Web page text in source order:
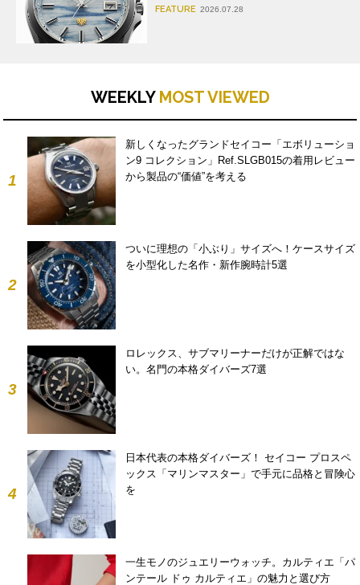
FEATURE 2026.07.28
WEEKLY MOST VIEWED
1
新しくなったグランドセイコー「エボリューショ
ン9 コレクション」Ref.SLGB015の着用レビュー
から製品の“価値”を考える
2
ついに理想の「小ぶり」サイズへ！ケースサイズ
を小型化した名作・新作腕時計5選
3
ロレックス、サブマリーナーだけが正解ではな
い。名門の本格ダイバーズ7選
4
日本代表の本格ダイバーズ！ セイコー プロスペ
ックス「マリンマスター」で手元に品格と冒険心
を
一生モノのジュエリーウォッチ。カルティエ「パ
ンテール ドゥ カルティエ」の魅力と選び方